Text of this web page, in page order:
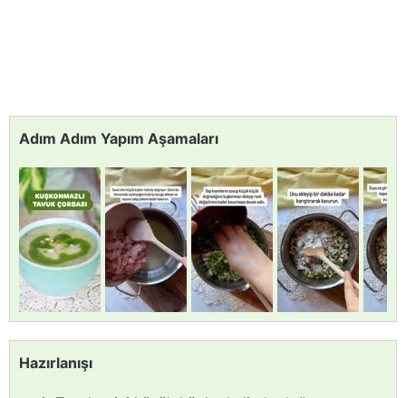
Adım Adım Yapım Aşamaları
Hazırlanışı